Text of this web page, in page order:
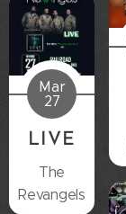
Mar
27
LIVE
The
Revangels